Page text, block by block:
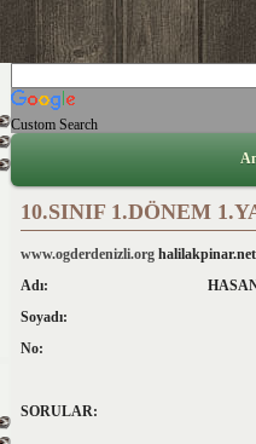
Custom Search
10.SINIF 1.DÖNEM
www.ogderdenizli.org halilakpinar.net
Adı: HASAN COŞKUN
Soyadı: 10/B SINIFI
No: 1. DÖNEM
SORULAR: